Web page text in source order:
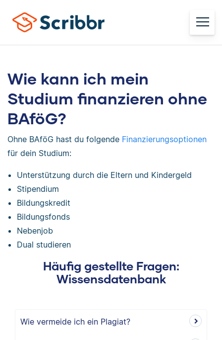
Wie kann ich mein
Studium finanzieren ohne
BAföG?
Ohne BAföG hast du folgende Finanzierungsoptionen
für dein Studium:
Unterstützung durch die Eltern und Kindergeld
Stipendium
Bildungskredit
Bildungsfonds
Nebenjob
Dual studieren
Häufig gestellte Fragen:
Wissensdatenbank
Wie vermeide ich ein Plagiat?